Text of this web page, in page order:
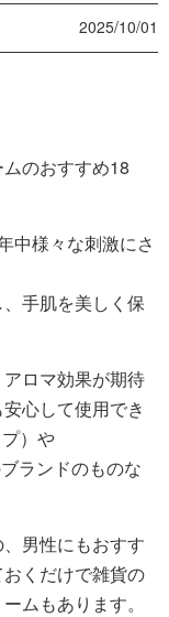
2025/10/01
のおすすめ18
中様々な刺激にさ
手肌を美しく保
ロマ効果が期待
心して使用でき
）や
ランドのものな
男性にもおすす
くだけで雑貨の
ムもあります。